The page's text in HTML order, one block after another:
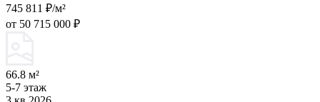
745 811 ₽/м²
от 50 715 000 ₽
66.8 м²
5-7 этаж